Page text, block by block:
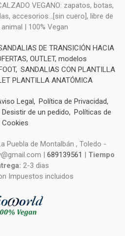
VEGANO: zapatos, botas,
accesorios...[sin cuero], libre de
| 100% Vegan
DE TRANSICIÓN HACIA
OUTLET, modelos
SANDALIAS CON PLANTILLA
PLANTILLA ANATÓMICA
Legal
Política de Privacidad
Desistir de un pedido
Políticas de
Cookies
Puebla de Montalbán , Toledo -
| 689139561 | Tiempo
2-3 dias
Impuestos incluidos